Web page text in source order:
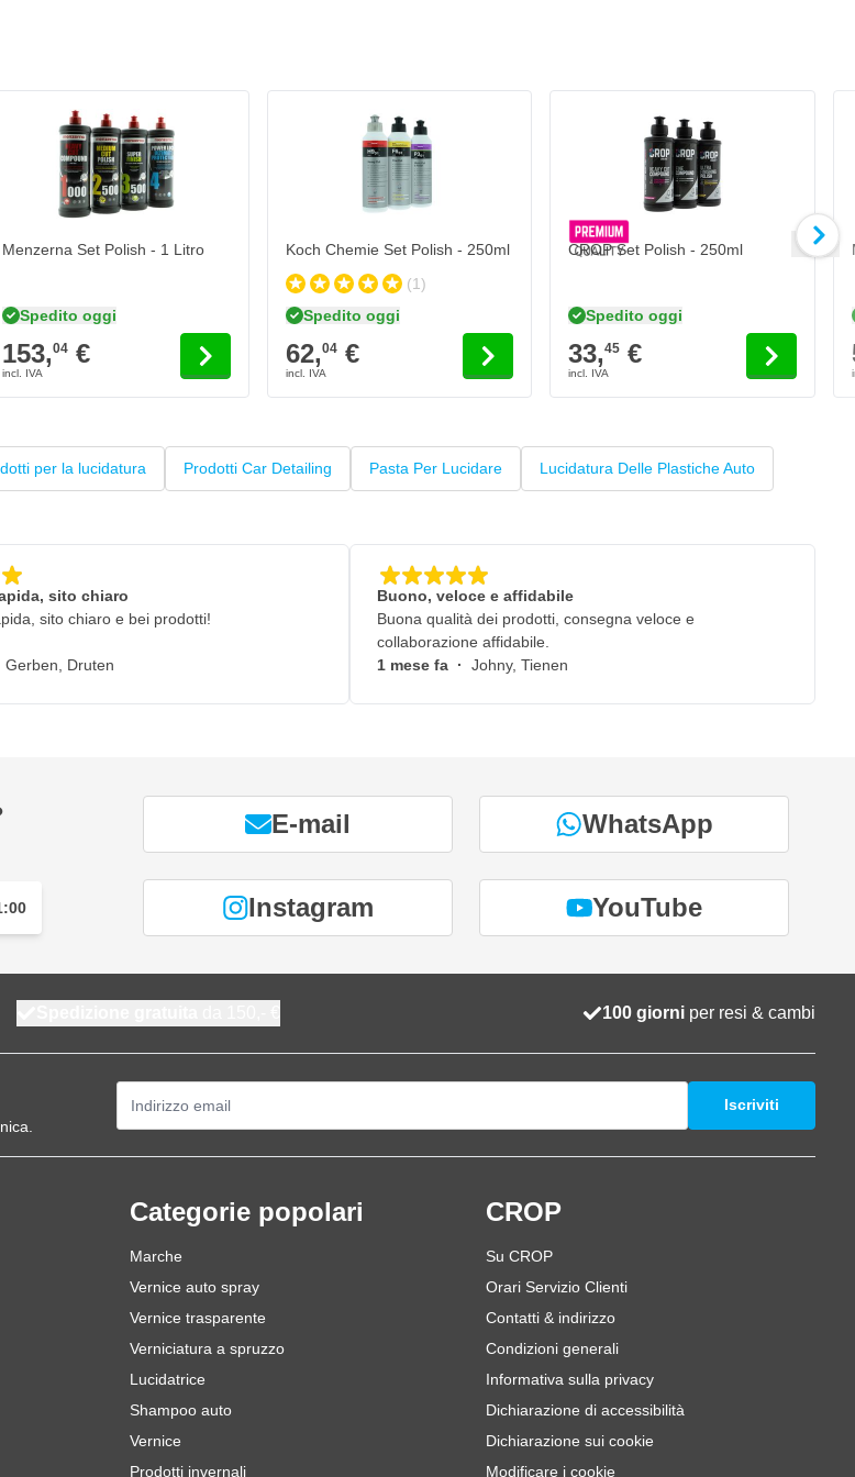
pagina del prodotto.
Menzerna Set Polish - 1 Litro
Spedito oggi
Il prezzo dipende dalle opzioni scelte nella pagina del prodotto.
153,04 €
Koch Chemie Set Polish - 250ml
(1)
Spedito oggi
Il prezzo dipende dalle opzioni scelte nella pagina del prodotto.
62,04€
CROP Set Polish - 250ml
Spedito oggi
Il prezzo dipende dalle opzioni scelte
33,45 €
per la lucidatura Prodotti Car Detailing Pasta Per Lucidare Lucidatura Delle Plastiche Auto
sito chiaro
sito chiaro e bei prodotti!
Gerben, Druten
Buono, veloce e affidabile
Buona qualità dei prodotti, consegna veloce e
collaborazione affidabile.
1 mese fa · Johny, Tienen
E-mail WhatsApp
Instagram YouTube
100 giorni per resi & cambi
Iscriviti
Categorie popolari
Marche
Vernice auto spray
Vernice trasparente
Verniciatura a spruzzo
Lucidatrice
Shampoo auto
Vernice
Prodotti invernali
CROP
Su CROP
Orari Servizio Clienti
Contatti & indirizzo
Condizioni generali
Informativa sulla privacy
Dichiarazione di accessibilità
Dichiarazione sui cookie
Modificare i cookie